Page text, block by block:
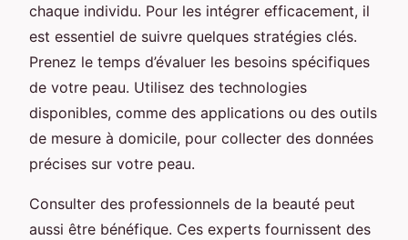
chaque individu. Pour les intégrer efficacement, il
est essentiel de suivre quelques stratégies clés.
Prenez le temps d’évaluer les besoins spécifiques
de votre peau. Utilisez des technologies
disponibles, comme des applications ou des outils
de mesure à domicile, pour collecter des données
précises sur votre peau.
Consulter des professionnels de la beauté peut
aussi être bénéfique. Ces experts fournissent des